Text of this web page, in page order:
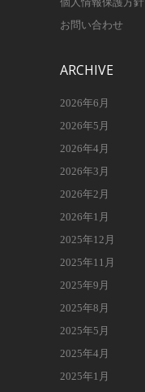
お問い合わせ
ARCHIVE
2026年6月
2026年5月
2026年4月
2026年3月
2026年2月
2026年1月
2025年12月
2025年11月
2025年9月
2025年8月
2025年5月
2025年4月
2025年1月